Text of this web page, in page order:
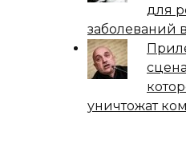
для
заболеваний
уничтожат